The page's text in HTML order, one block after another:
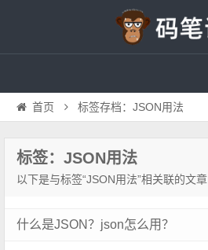
首页 标签存档：JSON用法
标签：JSON用法
以下是与标签“JSON用法”相关联的文章
什么是JSON？json怎么用？